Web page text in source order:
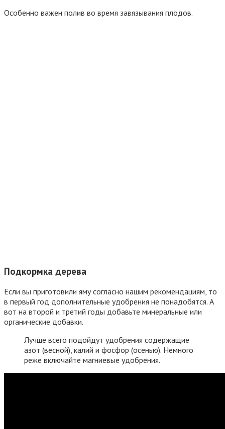
Особенно важен полив во время завязывания плодов.
Подкормка дерева
Если вы приготовили яму согласно нашим рекомендациям, то
в первый год дополнительные удобрения не понадобятся. А
вот на второй и третий годы добавьте минеральные или
органические добавки.
Лучше всего подойдут удобрения содержащие
азот (весной), калий и фосфор (осенью). Немного
реже включайте магниевые удобрения.